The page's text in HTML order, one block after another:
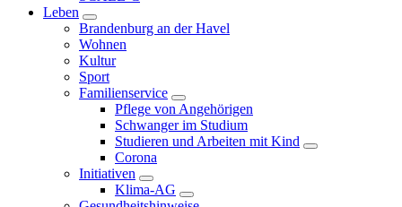
Leben
Brandenburg an der Havel
Wohnen
Kultur
Sport
Familienservice
Pflege von Angehörigen
Schwanger im Studium
Studieren und Arbeiten mit Kind
Corona
Initiativen
Klima-AG